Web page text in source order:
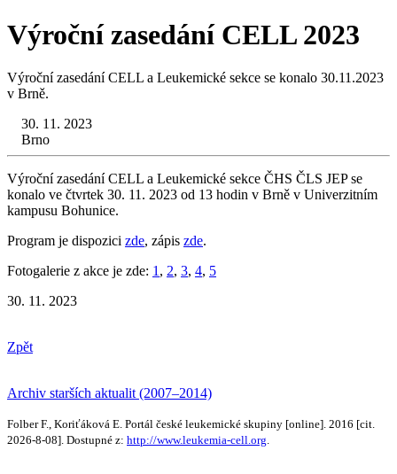
Výroční zasedání CELL 2023
Výroční zasedání CELL a Leukemické sekce se konalo 30.11.2023
v Brně.
30. 11. 2023
Brno
Výroční zasedání CELL a Leukemické sekce ČHS ČLS JEP se
konalo ve čtvrtek 30. 11. 2023 od 13 hodin v Brně v Univerzitním
kampusu Bohunice.
Program je dispozici zde, zápis zde.
Fotogalerie z akce je zde: 1, 2, 3, 4, 5
30. 11. 2023
Zpět
Archiv starších aktualit (2007–2014)
Folber F., Koriťáková E. Portál české leukemické skupiny [online]. 2016 [cit.
2026-8-08]. Dostupné z: http://www.leukemia-cell.org.